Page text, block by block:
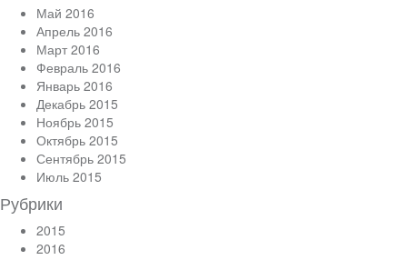
Май 2016
Апрель 2016
Март 2016
Февраль 2016
Январь 2016
Декабрь 2015
Ноябрь 2015
Октябрь 2015
Сентябрь 2015
Июль 2015
Рубрики
2015
2016